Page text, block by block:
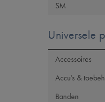
SM
Universele
Accessoires
Accu's &
Banden